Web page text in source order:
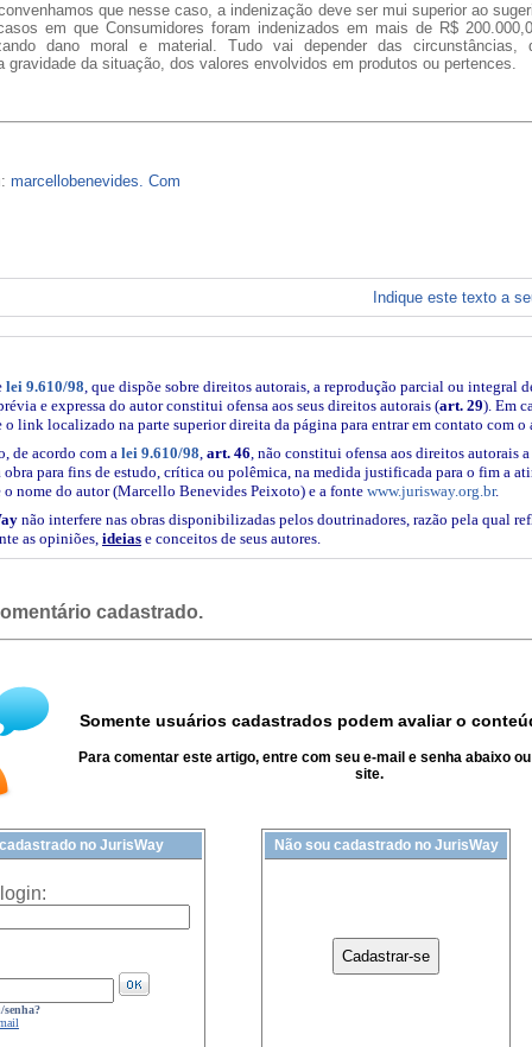
que nesse caso, a indenização deve ser mui superior ao
em que Consumidores foram indenizados em mais de R$
dano moral e material. Tudo vai depender das circunstâncias,
gravidade da situação, dos valores envolvidos em produtos ou pertences.
marcellobenevides. Com
Indique este texto a
lei 9.610/98, que dispõe sobre direitos autorais, a reprodução parcial ou integral
e expressa do autor constitui ofensa aos seus direitos autorais (art. 29). Em
o link localizado na parte superior direita da página para entrar em contato com
de acordo com a lei 9.610/98, art. 46, não constitui ofensa aos direitos autorais
obra para fins de estudo, crítica ou polêmica, na medida justificada para o fim a
nome do autor (Marcello Benevides Peixoto) e a fonte www.jurisway.org.br.
não interfere nas obras disponibilizadas pelos doutrinadores, razão pela qual
as opiniões, ideias e conceitos de seus autores.
cadastrado.
Somente usuários cadastrados podem avaliar o
Para comentar este artigo, entre com seu e-mail e senha abaixo
site.
no JurisWay
senha?
Não sou cadastrado no JurisWay